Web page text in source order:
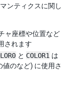
ンティクスに関し
ャ座標や位置など
されます
と COLOR1 は
のなど) に使用さ